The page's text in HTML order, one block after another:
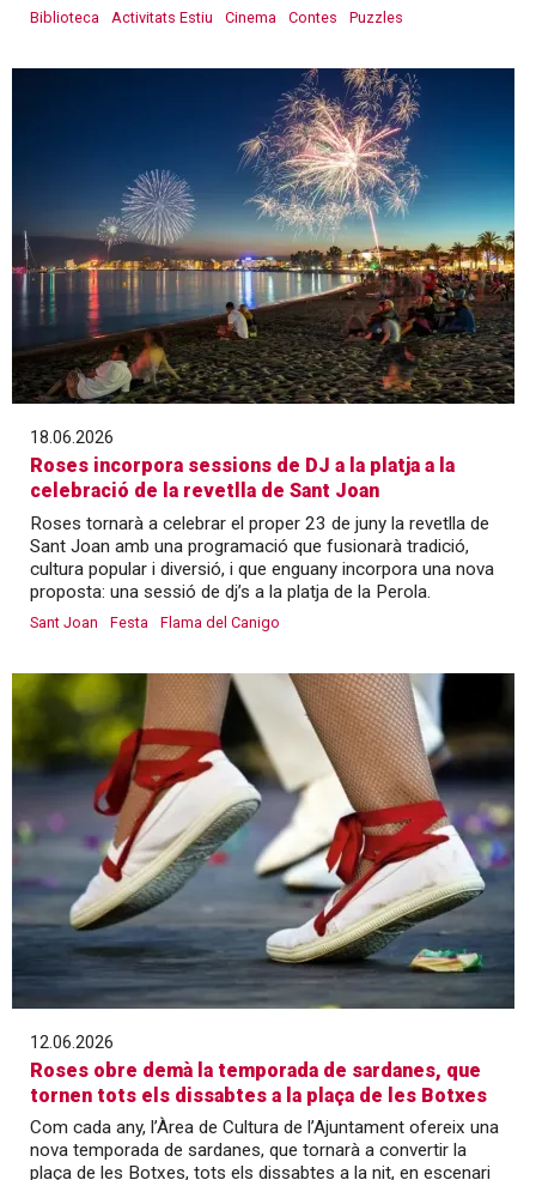
Biblioteca Activitats Estiu Cinema Contes Puzzles
18.06.2026
Roses incorpora sessions de DJ a la platja a la
celebració de la revetlla de Sant Joan
Roses tornarà a celebrar el proper 23 de juny la revetlla de
Sant Joan amb una programació que fusionarà tradició,
cultura popular i diversió, i que enguany incorpora una nova
proposta: una sessió de dj’s a la platja de la Perola.
Sant Joan Festa Flama del Canigo
12.06.2026
Roses obre demà la temporada de sardanes, que
tornen tots els dissabtes a la plaça de les Botxes
Com cada any, l’Àrea de Cultura de l’Ajuntament ofereix una
nova temporada de sardanes, que tornarà a convertir la
plaça de les Botxes, tots els dissabtes a la nit, en escenari